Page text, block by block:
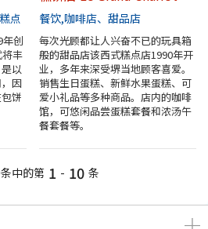
糕点
创
丰
以
因
饼
餐饮 咖啡店、甜品店
每次光顾都让人兴奋不已的玩具箱
般的甜品店该西式糕点店1990年开
业，多年来深受堺当地顾客喜爱。
销售生日蛋糕、新鲜水果蛋糕、可
爱小礼品等多种商品。店内的咖啡
馆，可悠闲品尝蛋糕套餐和浓汤午
餐套餐等。
中的第 1 - 10 条